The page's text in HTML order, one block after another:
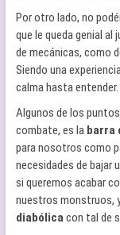
Por otro lado, no
que le queda genial al
de mecánicas, como
Siendo una
calma hasta entender.
Algunos de los
combate, es la barra
para nosotros como
necesidades de bajar
si queremos acabar
nuestros monstruos,
diabólicacon tal de